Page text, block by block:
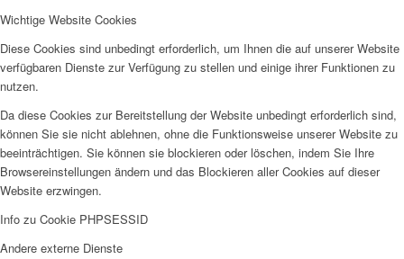
Wichtige Website Cookies
Diese Cookies sind unbedingt erforderlich, um Ihnen die auf unserer Website
verfügbaren Dienste zur Verfügung zu stellen und einige ihrer Funktionen zu
nutzen.
Da diese Cookies zur Bereitstellung der Website unbedingt erforderlich sind,
können Sie sie nicht ablehnen, ohne die Funktionsweise unserer Website zu
beeinträchtigen. Sie können sie blockieren oder löschen, indem Sie Ihre
Browsereinstellungen ändern und das Blockieren aller Cookies auf dieser
Website erzwingen.
Info zu Cookie PHPSESSID
Andere externe Dienste